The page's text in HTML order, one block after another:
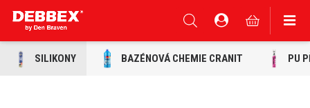
SILIKONY BAZÉNOVÁ CHEMIE CRANIT PU